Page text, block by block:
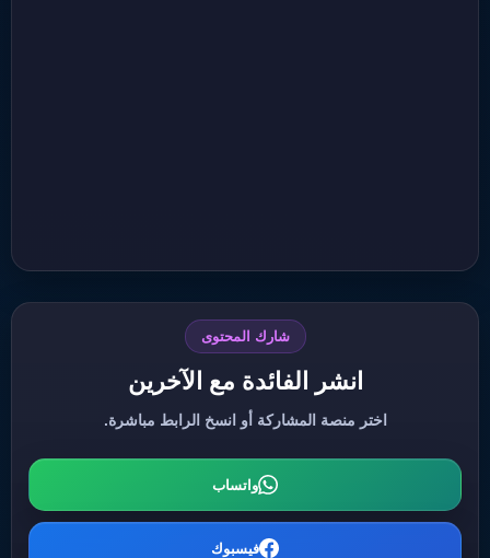
شارك المحتوى
انشر الفائدة مع الآخرين
اختر منصة المشاركة أو انسخ الرابط مباشرة.
واتساب
فيسبوك